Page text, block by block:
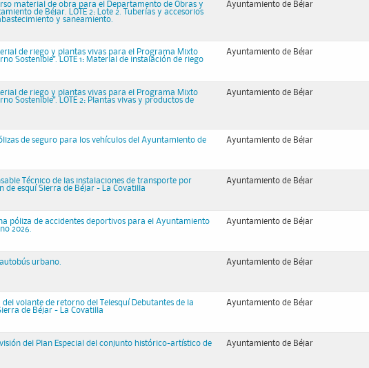
material de obra para el Departamento de Obras y
de Béjar. LOTE 2: Lote 2. Tuberías y accesorios
y saneamiento.
Ayuntamiento de Béjar
de riego y plantas vivas para el Programa Mixto
Sostenible". LOTE 1: Material de instalación de riego
Ayuntamiento de Béjar
de riego y plantas vivas para el Programa Mixto
Sostenible". LOTE 2: Plantas vivas y productos de
Ayuntamiento de Béjar
de seguro para los vehículos del Ayuntamiento de
Ayuntamiento de Béjar
Técnico de las instalaciones de transporte por
de esquí Sierra de Béjar - La Covatilla
Ayuntamiento de Béjar
póliza de accidentes deportivos para el Ayuntamiento
2026.
Ayuntamiento de Béjar
urbano. Ayuntamiento de Béjar
del volante de retorno del Telesquí Debutantes de la
de Béjar - La Covatilla
Ayuntamiento de Béjar
del Plan Especial del conjunto histórico-artístico de
Ayuntamiento de Béjar